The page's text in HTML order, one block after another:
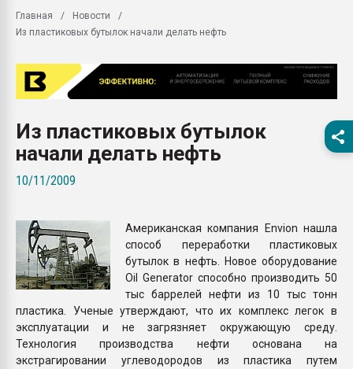
Помощь в подборе
ближайшее
Подмосковье, Москва
28.07.2026
ситуацией на
ПЕРЕЙТИ НА
Главная
Новости
Из пластиковых бутылок начали делать нефть
Из пластиковых бутылок
начали делать нефть
10/11/2009
Американская компания Envion нашла
способ переработки пластиковых
бутылок в нефть. Новое оборудование
Oil Generator способно производить 50
тыс баррелей нефти из 10 тыс тонн
пластика. Ученые утверждают, что их комплекс легок в
эксплуатации и не загрязняет окружающую среду.
Технология производства нефти основана на
экстрагировании углеводородов из пластика путем